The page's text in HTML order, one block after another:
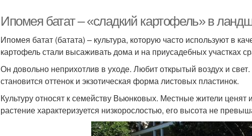
Ипомея батат – «сладкий картофель» в
Ипомея батат (батата) – культура, которую часто используют в
картофель стали высаживать дома и на приусадебных участках
Он довольно неприхотлив в уходе. Любит открытый воздух и
становится оттенок и экзотическая форма листовых пластинок.
Культуру относят к семейству Вьюнковых. Местные жители ценят
растение характеризуется низкорослостью, его высота не